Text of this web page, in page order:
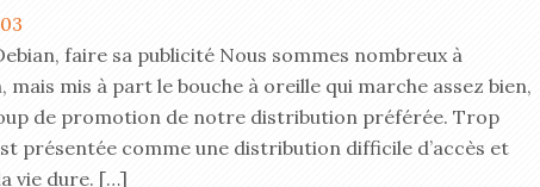
faire sa publicité Nous sommes nombreux à
mais mis à part le bouche à oreille qui marche assez bien,
de promotion de notre distribution préférée. Trop
présentée comme une distribution difficile d’accès et
vie dure. […]